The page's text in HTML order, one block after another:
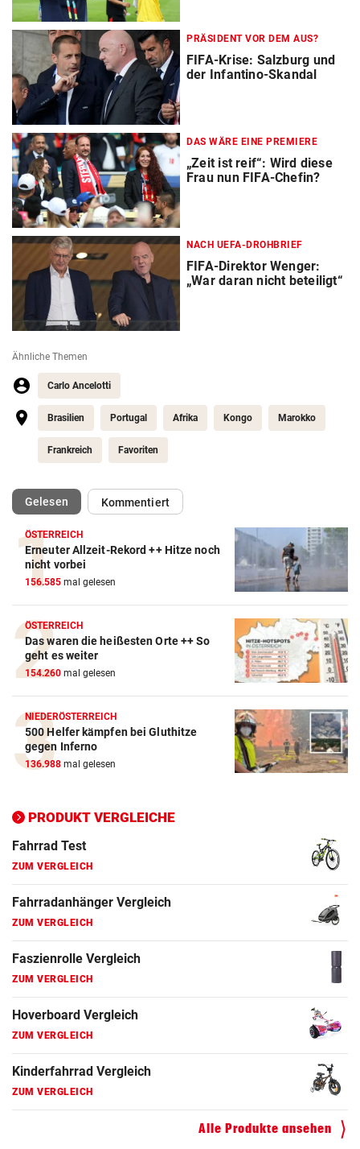
PRÄSIDENT VOR DEM AUS?
FIFA-Krise: Salzburg und
der Infantino-Skandal
DAS WÄRE EINE PREMIERE
„Zeit ist reif“: Wird diese
Frau nun FIFA-Chefin?
NACH UEFA-DROHBRIEF
FIFA-Direktor Wenger:
„War daran nicht beteiligt“
Ähnliche Themen
Carlo Ancelotti
Brasilien Portugal Afrika Kongo Marokko
Frankreich Favoriten
Gelesen(ausgewählt)Kommentiert
ÖSTERREICH
Erneuter Allzeit-Rekord ++ Hitze noch
nicht vorbei
156.585 mal gelesen
ÖSTERREICH
Das waren die heißesten Orte ++ So
geht es weiter
154.260 mal gelesen
NIEDERÖSTERREICH
500 Helfer kämpfen bei Gluthitze
gegen Inferno
136.988 mal gelesen
PRODUKT VERGLEICHE
Action-Cam Vergleich
ZUM VERGLEICH
Crosstrainer Vergleich
ZUM VERGLEICH
E-Bike Vergleich
ZUM VERGLEICH
Elektro-Scooter Vergleich
ZUM VERGLEICH
ZUM VERGLEICH
Fahrrad Test
ZUM VERGLEICH
Fahrradanhänger Vergleich
ZUM VERGLEICH
Faszienrolle Vergleich
ZUM VERGLEICH
Hoverboard Vergleich
ZUM VERGLEICH
Kinderfahrrad Vergleich
ZUM VERGLEICH
Alle Produkte ansehen